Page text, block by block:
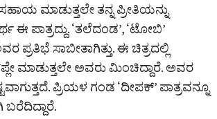
ಮಾಡುತ್ತಲೇ ತನ್ನ ಪ್ರೀತಿಯನ್ನು
ಈ ಪಾತ್ರದ್ದು. ‘ತಲೆದಂಡ’, ‘ಟೋಬಿ’
ಪ್ರತಿಭೆ ಸಾಬೀತಾಗಿತ್ತು. ಈ ಚಿತ್ರದಲ್ಲಿ
ಮಾಡುತ್ತಲೇ ಅವರು ಮಿಂಚಿದ್ದಾರೆ. ಅವರ
ಪ್ರಿಯಳ ಗಂಡ ‘ದೀಪಕ್‌’ ಪಾತ್ರವನ್ನೂ
ಬರೆದಿದ್ದಾರೆ.